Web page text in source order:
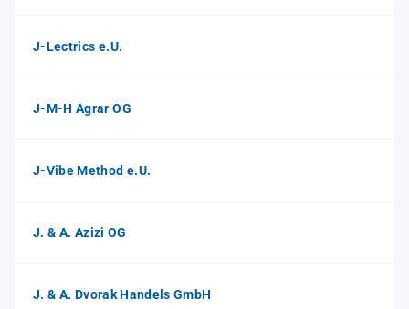
J-Lectrics e.U.
J-M-H Agrar OG
J-Vibe Method e.U.
J. & A. Azizi OG
J. & A. Dvorak Handels GmbH